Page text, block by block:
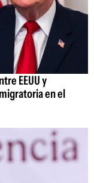
EEUU y
en el